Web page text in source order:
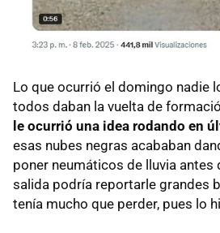
Lo que ocurrió el domingo nadie
todos daban la vuelta de
le ocurrió una idea rodando en
esas nubes negras acababan
poner neumáticos de lluvia antes
salida podría reportarle grandes
tenía mucho que perder, pues lo